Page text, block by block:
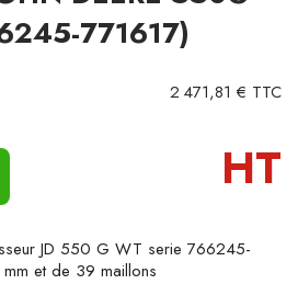
771617)
2 471,81 € TTC
HT
JD 550 G WT serie 766245-
et de 39 maillons